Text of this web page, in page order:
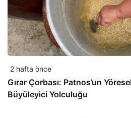
2 hafta önce
Gırar Çorbası: Patnos’un
Büyüleyici Yolculuğu